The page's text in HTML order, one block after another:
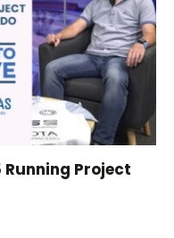
Running Project